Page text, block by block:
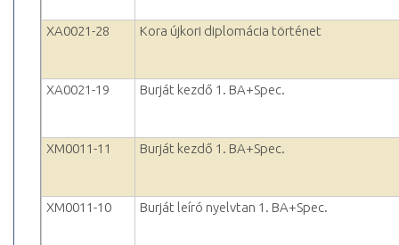
XA0021-28 Kora újkori diplomácia történet
XA0021-19 Burját kezdő 1. BA+Spec.
XM0011-11 Burját kezdő 1. BA+Spec.
XM0011-10 Burját leíró nyelvtan 1. BA+Spec.